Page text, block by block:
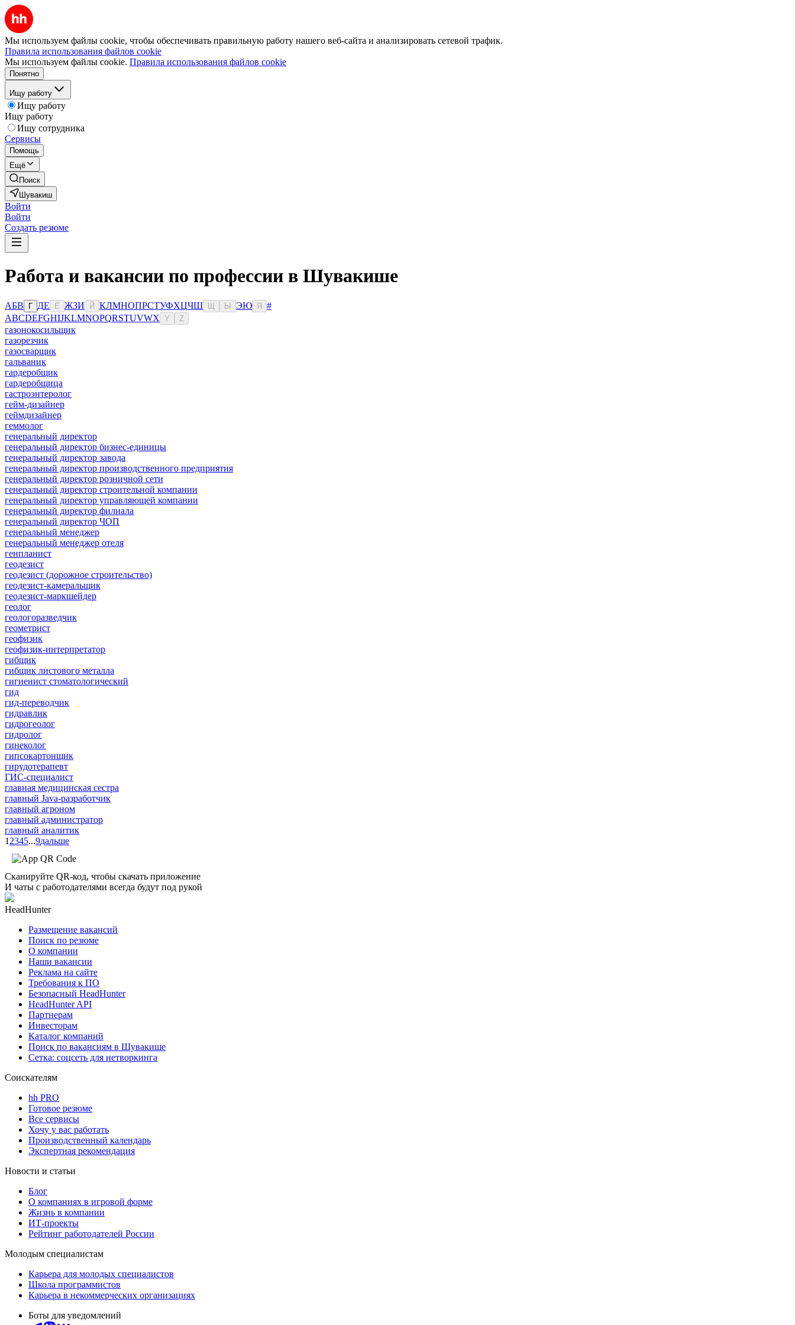
Мы используем файлы cookie, чтобы обеспечивать правильную работу нашего веб-сайта и анализировать сетевой трафик.
Правила использования файлов cookie
Мы используем файлы cookie. Правила использования файлов cookie
Понятно
Ищу работу
Ищу работу
Ищу работу
Ищу сотрудника
Сервисы
Помощь
Ещё
Поиск
Шувакиш
Войти
Войти
Создать резюме
Работа и вакансии по профессии в Шувакише
АБВ Г ДЕ Ё ЖЗИ Й КЛМНОПРСТУФХЦЧШ Ы ЭЮ Я
#
ABCDEFGHIJKLMNOPQRSTUVWX Y Z
газонокосильщик
газорезчик
газосварщик
гальваник
гардеробщик
гардеробщица
гастроэнтеролог
гейм-дизайнер
геймдизайнер
геммолог
генеральный директор
генеральный директор бизнес-единицы
генеральный директор завода
генеральный директор производственного предприятия
генеральный директор розничной сети
генеральный директор строительной компании
генеральный директор управляющей компании
генеральный директор филиала
генеральный директор ЧОП
генеральный менеджер
генеральный менеджер отеля
генпланист
геодезист
геодезист (дорожное строительство)
геодезист-камеральщик
геодезист-маркшейдер
геолог
геологоразведчик
геометрист
геофизик
геофизик-интерпретатор
гибщик
гибщик листового металла
гигиенист стоматологический
гид
гид-переводчик
гидравлик
гидрогеолог
гидролог
гинеколог
гипсокартонщик
гирудотерапевт
ГИС-специалист
главная медицинская сестра
главный Java-разработчик
главный агроном
главный администратор
главный аналитик
1 2345...9дальше
Сканируйте QR-код, чтобы скачать приложение
И чаты с работодателями всегда будут под рукой
HeadHunter
Размещение вакансий
Поиск по резюме
О компании
Наши вакансии
Реклама на сайте
Требования к ПО
Безопасный HeadHunter
HeadHunter API
Партнерам
Инвесторам
Каталог компаний
Поиск по вакансиям в Шувакише
Сетка: соцсеть для нетворкинга
Соискателям
hh PRO
Готовое резюме
Все сервисы
Хочу у вас работать
Производственный календарь
Экспертная рекомендация
Новости и статьи
Блог
О компаниях в игровой форме
Жизнь в компании
ИТ-проекты
Рейтинг работодателей России
Молодым специалистам
Карьера для молодых специалистов
Школа программистов
Карьера в некоммерческих организациях
Боты для уведомлений